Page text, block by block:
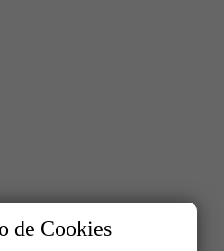
de Cookies